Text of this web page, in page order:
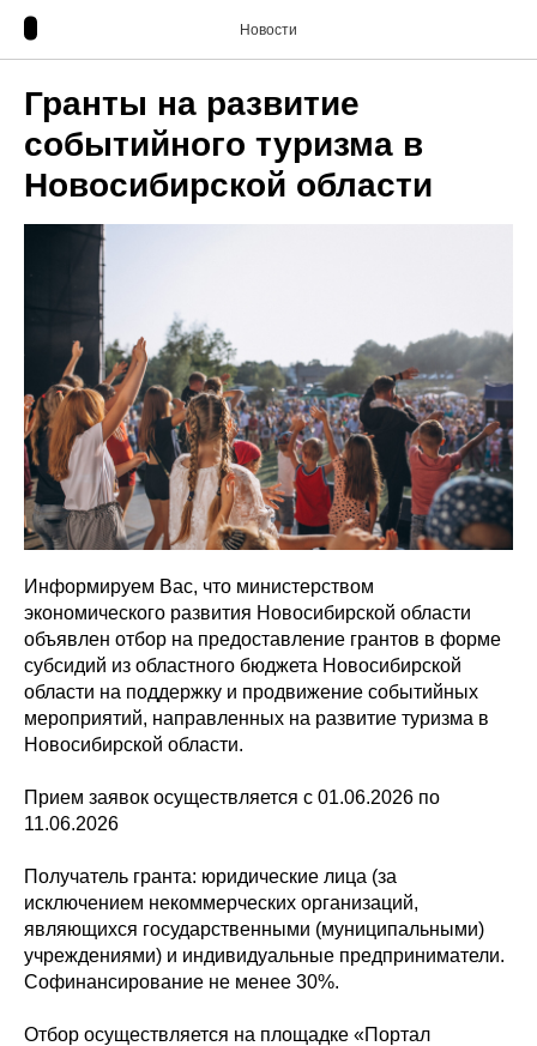
Новости
Гранты на развитие
событийного туризма в
Новосибирской области
Информируем Вас, что министерством
экономического развития Новосибирской области
объявлен отбор на предоставление грантов в форме
субсидий из областного бюджета Новосибирской
области на поддержку и продвижение событийных
мероприятий, направленных на развитие туризма в
Новосибирской области.
Прием заявок осуществляется с 01.06.2026 по
11.06.2026
Получатель гранта: юридические лица (за
исключением некоммерческих организаций,
являющихся государственными (муниципальными)
учреждениями) и индивидуальные предприниматели.
Софинансирование не менее 30%.
Отбор осуществляется на площадке «Портал